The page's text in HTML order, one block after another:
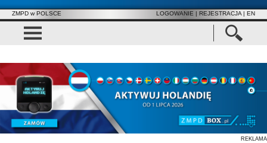
ZMPD w POLSCE LOGOWANIE | REJESTRACJA | EN
REKLAMA